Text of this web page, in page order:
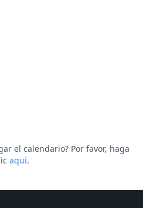
el calendario? Por favor, haga
aquí.